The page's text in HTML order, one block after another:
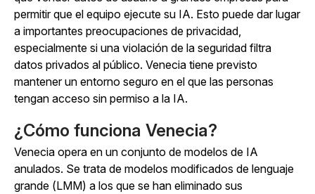
permitir que el equipo ejecute su IA. Esto puede dar lugar
a importantes preocupaciones de privacidad,
especialmente si una violación de la seguridad filtra
datos privados al público. Venecia tiene previsto
mantener un entorno seguro en el que las personas
tengan acceso sin permiso a la IA.
¿Cómo funciona Venecia?
Venecia opera en un conjunto de modelos de IA
anulados. Se trata de modelos modificados de lenguaje
grande (LMM) a los que se han eliminado sus